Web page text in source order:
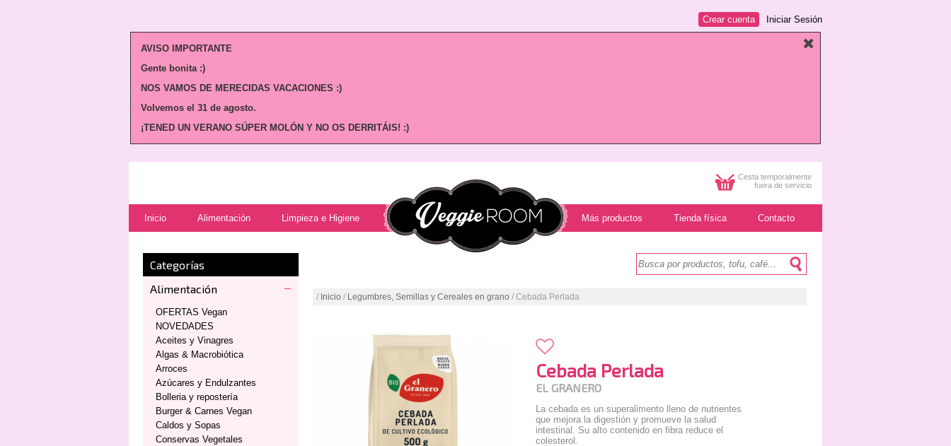
Iniciar Sesión
Crear cuenta
AVISO IMPORTANTE
Gente bonita :)
NOS VAMOS DE MERECIDAS VACACIONES :)
Volvemos el 31 de agosto.
¡TENED UN VERANO SÚPER MOLÓN Y NO OS DERRITÁIS! :)
Cesta temporalmente
fuera de servicio
Inicio Alimentación Limpieza e Higiene Más productos Tienda física Contacto
Categorías
Alimentación
OFERTAS Vegan
NOVEDADES
Aceites y Vinagres
Algas & Macrobiótica
Arroces
Azúcares y Endulzantes
Bolleria y repostería
Burger & Carnes Vegan
Caldos y Sopas
Conservas Vegetales
/ Inicio / Legumbres, Semillas y Cereales en grano / Cebada Perlada
Cebada Perlada
EL GRANERO
La cebada es un superalimento lleno de nutrientes
que mejora la digestión y promueve la salud
intestinal. Su alto contenido en fibra reduce el
colesterol.